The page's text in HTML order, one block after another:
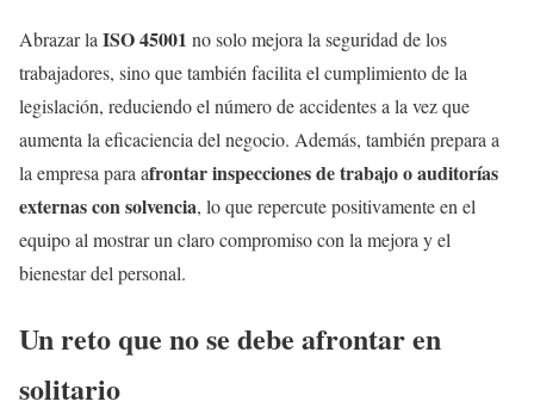
Abrazar la ISO 45001 no solo mejora la seguridad de los
trabajadores, sino que también facilita el cumplimiento de la
legislación, reduciendo el número de accidentes a la vez que
aumenta la eficaciencia del negocio. Además, también prepara a
la empresa para afrontar inspecciones de trabajo o auditorías
externas con solvencia, lo que repercute positivamente en el
equipo al mostrar un claro compromiso con la mejora y el
bienestar del personal.
Un reto que no se debe afrontar en
solitario